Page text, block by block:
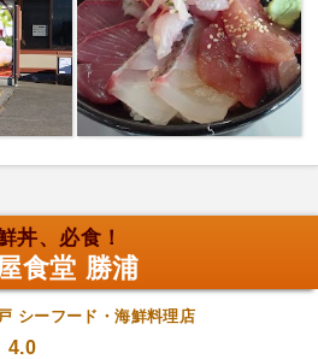
丼、必食！
食堂 勝浦
シーフード・海鮮料理店
4.0